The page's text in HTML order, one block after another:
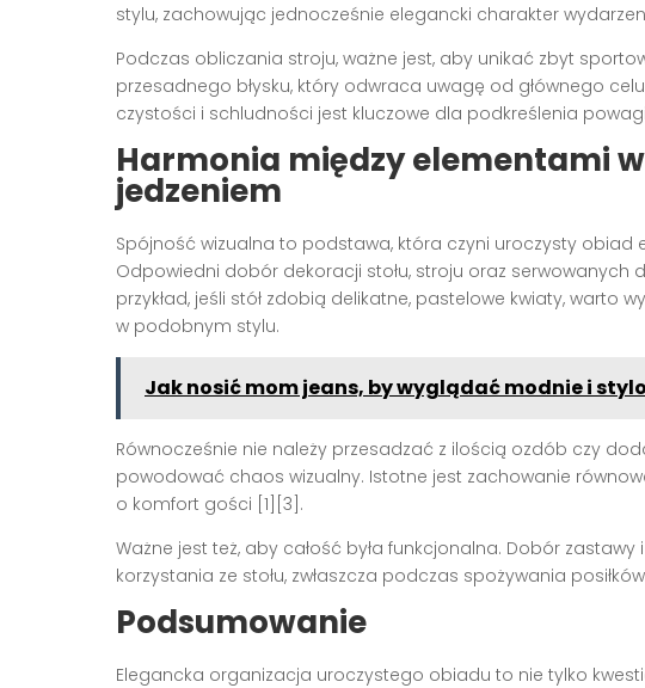
stylu, zachowując jednocześnie elegancki charakter
Podczas obliczania stroju, ważne jest, aby unikać zbyt
przesadnego błysku, który odwraca uwagę od głównego
czystości i schludności jest kluczowe dla podkreślenia
Harmonia między elementami
jedzeniem
Spójność wizualna to podstawa, która czyni uroczysty
Odpowiedni dobór dekoracji stołu, stroju oraz serwowanych
przykład, jeśli stół zdobią delikatne, pastelowe kwiaty, warto
w podobnym stylu.
Jak nosić mom jeans, by wyglądać modnie i
Równocześnie nie należy przesadzać z ilością ozdób czy
powodować chaos wizualny. Istotne jest zachowanie
o komfort gości [1][3].
Ważne jest też, aby całość była funkcjonalna. Dobór
korzystania ze stołu, zwłaszcza podczas spożywania
Podsumowanie
Elegancka organizacja uroczystego obiadu to nie tylko